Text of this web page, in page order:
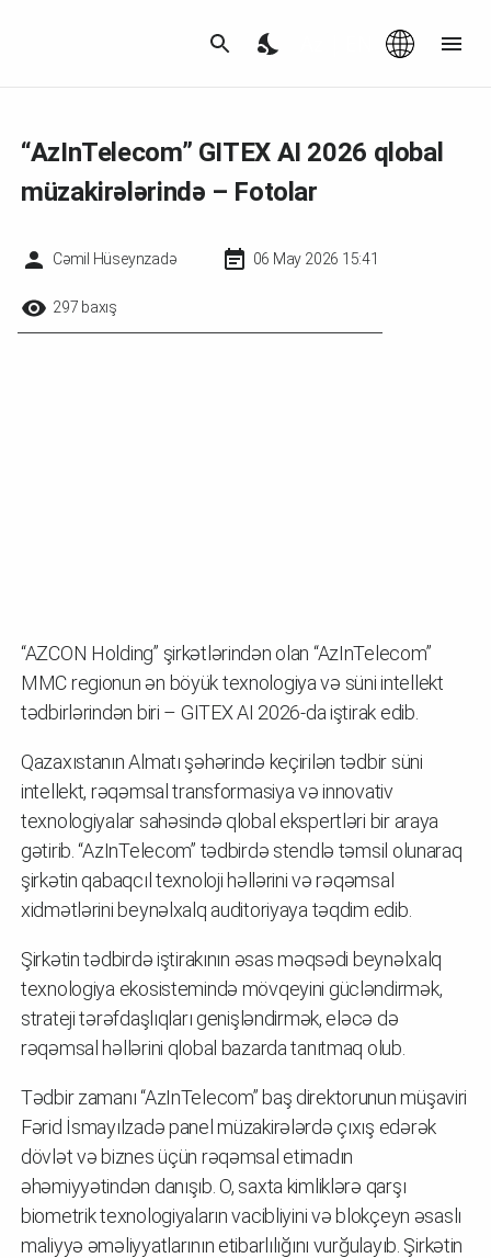
“AzInTelecom” GITEX AI 2026 qlobal
müzakirələrində – Fotolar
Cəmil Hüseynzadə 06 May 2026 15:41
297 baxış
“AZCON Holding” şirkətlərindən olan “AzInTelecom”
MMC regionun ən böyük texnologiya və süni intellekt
tədbirlərindən biri – GITEX AI 2026-da iştirak edib.
Qazaxıstanın Almatı şəhərində keçirilən tədbir süni
intellekt, rəqəmsal transformasiya və innovativ
texnologiyalar sahəsində qlobal ekspertləri bir araya
gətirib. “AzInTelecom” tədbirdə stendlə təmsil olunaraq
şirkətin qabaqcıl texnoloji həllərini və rəqəmsal
xidmətlərini beynəlxalq auditoriyaya təqdim edib.
Şirkətin tədbirdə iştirakının əsas məqsədi beynəlxalq
texnologiya ekosistemində mövqeyini gücləndirmək,
strateji tərəfdaşlıqları genişləndirmək, eləcə də
rəqəmsal həllərini qlobal bazarda tanıtmaq olub.
Tədbir zamanı “AzInTelecom” baş direktorunun müşaviri
Fərid İsmayılzadə panel müzakirələrdə çıxış edərək
dövlət və biznes üçün rəqəmsal etimadın
əhəmiyyətindən danışıb. O, saxta kimliklərə qarşı
biometrik texnologiyaların vacibliyini və blokçeyn əsaslı
maliyyə əməliyyatlarının etibarlılığını vurğulayıb. Şirkətin